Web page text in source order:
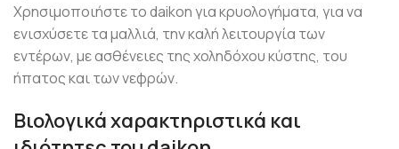
Χρησιμοποιήστε το daikon για κρυολογήματα, για να
ενισχύσετε τα μαλλιά, την καλή λειτουργία των
εντέρων, με ασθένειες της χοληδόχου κύστης, του
ήπατος και των νεφρών.
Βιολογικά χαρακτηριστικά και